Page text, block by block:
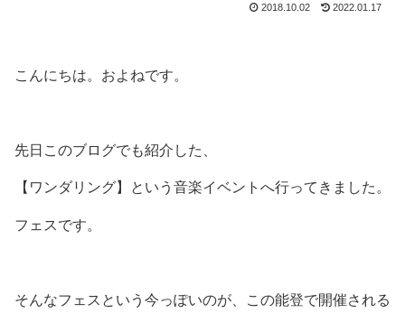
2018.10.02 2022.01.17
こんにちは。およねです。
先日このブログでも紹介した、
【ワンダリング】という音楽イベントへ行ってきました。
フェスです。
そんなフェスという今っぽいのが、この能登で開催される